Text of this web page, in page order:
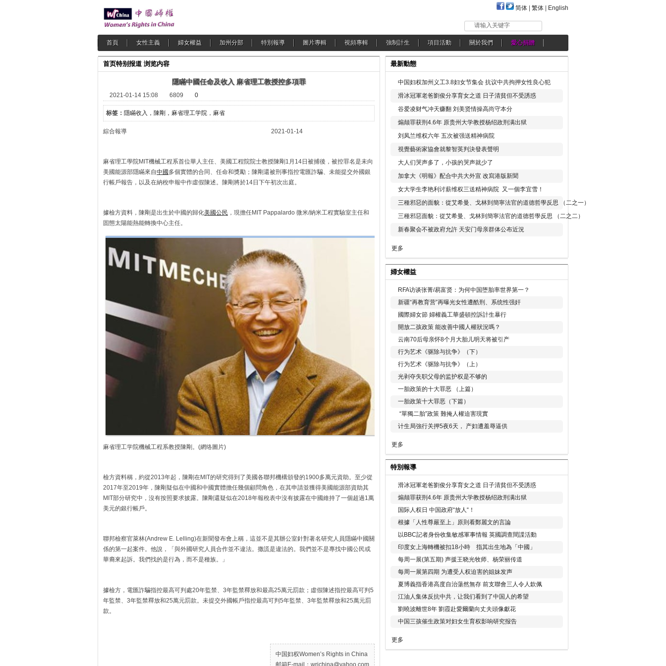
简体 繁体 English
请输入关键字
首頁 女性主義 婦女權益 加州分部 特別報導 圖片專輯 視頻專輯 強制計生 項目活動 關於我們 愛心捐贈
首页特别报道 浏览内容
隱瞞中國任命及收入 麻省理工教授控多項罪
2021-01-14 15:08 6809 0
标签： 隱瞞收入，陳剛，麻省理工学院 ， 麻省
綜合報導 2021-01-14
麻省理工學院MIT機械工程系首位華人主任、美國工程院院士教授陳剛1月14日被捕後，被控罪名是未向
美國能源部隱瞞來自中國 多個實體的合同、任命和獎勵；陳剛還被刑事指控電匯詐騙、未能提交外國銀
行帳戶報告，以及在納稅申報中作虛假陳述。陳剛將於14日下午初次出庭。
據檢方資料，陳剛是出生於中國的歸化美國公民 ，現擔任MIT Pappalardo 微米/納米工程實驗室主任和
固態太陽能熱能轉換中心主任。
麻省理工学院機械工程系教授陳剛。(網络圖片)
檢方資料稱，約從2013年起，陳剛在MIT的研究得到了美國各聯邦機構頒發的1900多萬元資助。至少從
2017年至2019年，陳剛疑似在中國和中國實體擔任幾個顧問角色，在其申請並獲得美國能源部資助其
MIT部分研究中，沒有按照要求披露。陳剛還疑似在2018年報稅表中沒有披露在中國維持了一個超過1萬
美元的銀行帳戶。
聯邦檢察官萊林(Andrew E. Lelling)在新聞發布會上稱，這並不是其辦公室針對著名研究人員隱瞞中國關
係的第一起案件。他說，「與外國研究人員合作並不違法。撒謊是違法的。我們並不是專找中國公民或
華裔來起訴。我們找的是行為，而不是種族。」
據檢方，電匯詐騙指控最高可判處20年監禁、3年監禁釋放和最高25萬元罰款；虛假陳述指控最高可判5
年監禁、3年監禁釋放和25萬元罰款。未提交外國帳戶指控最高可判5年監禁、3年監禁釋放和25萬元罰
款。
中国妇权Women’s Rights in China
邮箱E-mail：wrichina@yahoo.com
最新動態
中国妇权加州义工3.8妇女节集会 抗议中共拘押女性良心犯
滑冰冠軍老爸劉俊分享育女之道 日子清貧但不受誘惑
谷爱凌财气冲天赚翻 刘美贤情操高尚守本分
煽颠罪获刑4.6年 原贵州大学教授杨绍政刑满出狱
刘凤兰维权六年 五次被强送精神病院
視覺藝術家協會就黎智英判決發表聲明
大人们哭声多了，小孩的哭声就少了
加拿大《明報》配合中共大外宣 改寫港版新聞
女大学生李艳利讨薪维权三送精神病院 又一個李宜雪！
三種邪惡的面貌：從艾希曼、戈林到簡寧法官的道德哲學反思 （二之一）
三種邪惡面貌：從艾希曼、戈林到簡寧法官的道德哲學反思 （二之二）
新春聚会不被政府允許 天安门母亲群体公布近況
更多
婦女權益
RFA访谈张菁/易富贤：为何中国堕胎率世界第一？
新疆“再教育营”再曝光女性遭酷刑、系统性强奸
國際婦女節 婦權義工華盛頓控訴計生暴行
開放二孩政策 能改善中國人權狀況嗎？
云南70后母亲怀8个月大胎儿明天将被引产
行为艺术《驱除与抗争》（下）
行为艺术《驱除与抗争》（上）
光剥夺失职父母的监护权是不够的
一胎政策的十大罪恶 （上篇）
一胎政策十大罪恶（下篇）
“單獨二胎”政策 難掩人權迫害現實
计生局強行关押5夜6天， 产妇遭羞辱逼供
更多
特別報導
滑冰冠軍老爸劉俊分享育女之道 日子清貧但不受誘惑
煽颠罪获刑4.6年 原贵州大学教授杨绍政刑满出狱
国际人权日 中国政府“放人“！
根據「人性尊嚴至上」原則看鄭麗文的言論
以BBC記者身份收集敏感軍事情報 英國調查間諜活動
印度女上海轉機被扣18小時 指其出生地為「中國」
每周一展(第五期) 声援王晓光牧师、杨荣丽传道
每周一展第四期 为遭受人权迫害的姐妹发声
夏博義指香港高度自治蕩然無存 前支聯會三人令人欽佩
江油人集体反抗中共，让我们看到了中国人的希望
劉曉波離世8年 劉霞赴愛爾蘭向丈夫頭像獻花
中国三孩催生政策对妇女生育权影响研究报告
更多